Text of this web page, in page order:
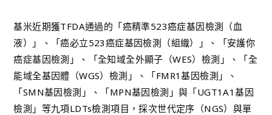
基米近期獲TFDA通過的「癌精準523癌症基因檢測（血
液）」、「癌必立523癌症基因檢測（組織）」、「安護你
癌症基因檢測」、「全知域全外顯子（WES）檢測」、「全
能域全基因體（WGS）檢測」、「FMR1基因檢測」、
「SMN基因檢測」、「MPN基因檢測」與「UGT1A1基因
檢測」等九項LDTs檢測項目，採次世代定序（NGS）與單